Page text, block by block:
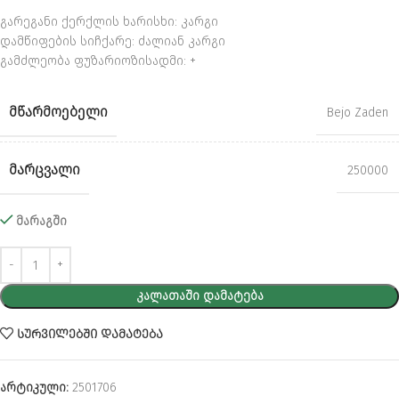
გარეგანი ქერქლის ხარისხი: კარგი
დამწიფების სიჩქარე: ძალიან კარგი
გამძლეობა ფუზარიოზისადმი: +
ᲛᲬᲐᲠᲛᲝᲔᲑᲔᲚᲘ Bejo Zaden
ᲛᲐᲠᲪᲕᲐᲚᲘ 250000
მარაგში
ᲙᲐᲚᲐᲗᲐᲨᲘ ᲓᲐᲛᲐᲢᲔᲑᲐ
ᲡᲣᲠᲕᲘᲚᲔᲑᲨᲘ ᲓᲐᲛᲐᲢᲔᲑᲐ
არტიკული: 2501706